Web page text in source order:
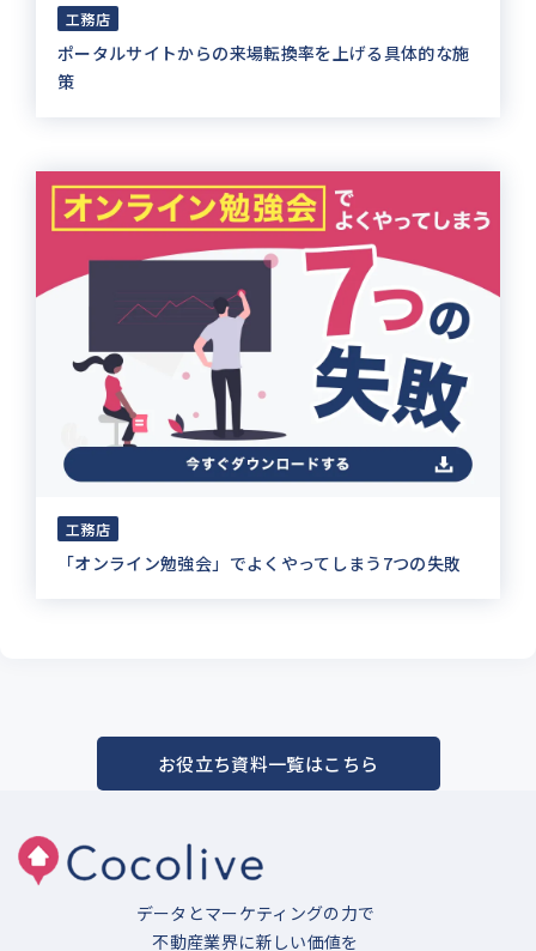
工務店
ポータルサイトからの来場転換率を上げる具体的な施
策
工務店
「オンライン勉強会」でよくやってしまう7つの失敗
お役立ち資料一覧はこちら
データとマーケティングの力で
不動産業界に新しい価値を